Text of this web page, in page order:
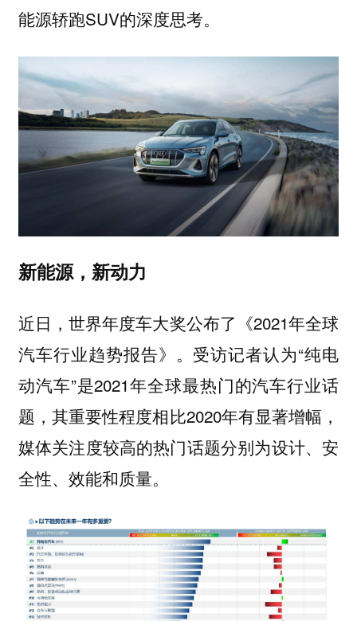
能源轿跑SUV的深度思考。
新能源，新动力
近日，世界年度车大奖公布了《2021年全球
汽车行业趋势报告》。受访记者认为“纯电
动汽车”是2021年全球最热门的汽车行业话
题，其重要性程度相比2020年有显著增幅，
媒体关注度较高的热门话题分别为设计、安
全性、效能和质量。